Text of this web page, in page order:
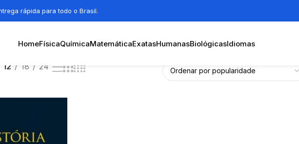
rápida para todo o Brasil.
HomeFísicaQuímicaMatemáticaExatasHumanasBiológicasIdiomas
12 18 24